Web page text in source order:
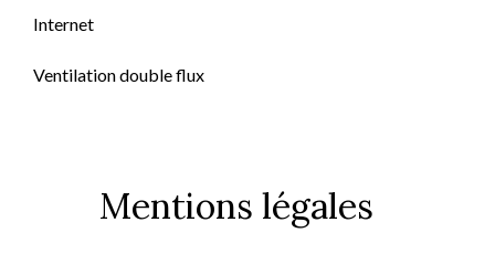
Internet
Ventilation double flux
Mentions légales